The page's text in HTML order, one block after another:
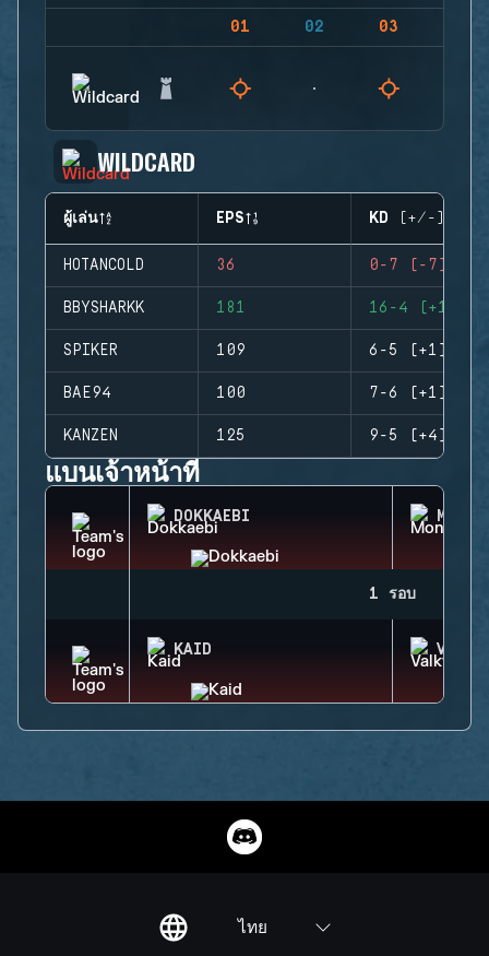
01 02 03
WILDCARD
ผู้เล่น EPS KD (+/-)
HOTANCOLD 36 0-7 (-7)
BBYSHARKK 181 16-4 (+12)
SPIKER 109 6-5 (+1)
BAE94 100 7-6 (+1)
KANZEN 125 9-5 (+4)
แบนเจ้าหน้าที่
DOKKAEBI
1 รอบ
KAID
ไทย